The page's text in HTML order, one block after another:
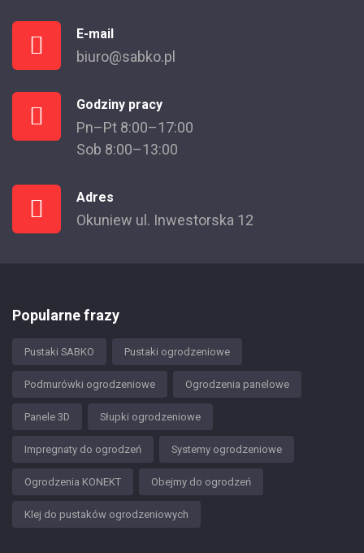
E-mail
biuro@sabko.pl
Godziny pracy
Pn–Pt 8:00–17:00
Sob 8:00–13:00
Adres
Okuniew ul. Inwestorska 12
Popularne frazy
Pustaki SABKO Pustaki ogrodzeniowe
Podmurówki ogrodzeniowe Ogrodzenia panelowe
Panele 3D Słupki ogrodzeniowe
Impregnaty do ogrodzeń Systemy ogrodzeniowe
Ogrodzenia KONEKT Obejmy do ogrodzeń
Klej do pustaków ogrodzeniowych